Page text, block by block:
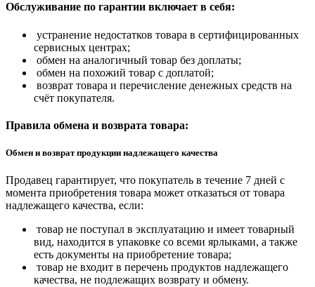
Обслуживание по гарантии включает в себя:
устранение недостатков товара в сертифицированных
сервисных центрах;
обмен на аналогичный товар без доплаты;
обмен на похожий товар с доплатой;
возврат товара и перечисление денежных средств на
счёт покупателя.
Правила обмена и возврата товара:
Обмен и возврат продукции надлежащего качества
Продавец гарантирует, что покупатель в течение 7 дней с
момента приобретения товара может отказаться от товара
надлежащего качества, если:
товар не поступал в эксплуатацию и имеет товарный
вид, находится в упаковке со всеми ярлыками, а также
есть документы на приобретение товара;
товар не входит в перечень продуктов надлежащего
качества, не подлежащих возврату и обмену.